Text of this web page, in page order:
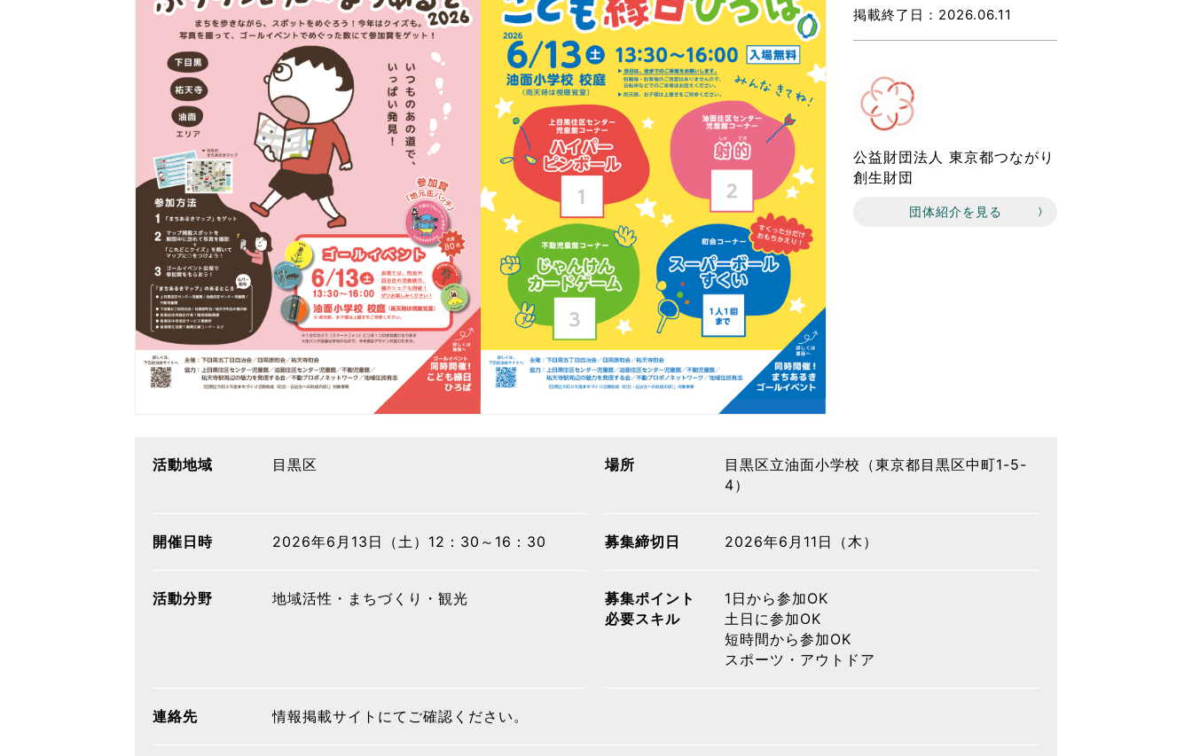
掲載終了日
2026.06.11
公益財団法人 東京都つながり
創生財団
団体紹介を見る
活動地域 目黒区 場所
目黒区立油面小学校（東京都目黒区中町1-5-
4）
開催日時 2026年6月13日（土）12：30～16：30 募集締切日 2026年6月11日（木）
活動分野 地域活性・まちづくり・観光
募集ポイント
必要スキル
1日から参加OK
土日に参加OK
短時間から参加OK
スポーツ・アウトドア
連絡先 情報掲載サイトにてご確認ください。